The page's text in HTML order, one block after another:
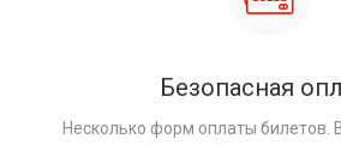
Безопасная
Несколько форм оплаты билетов.